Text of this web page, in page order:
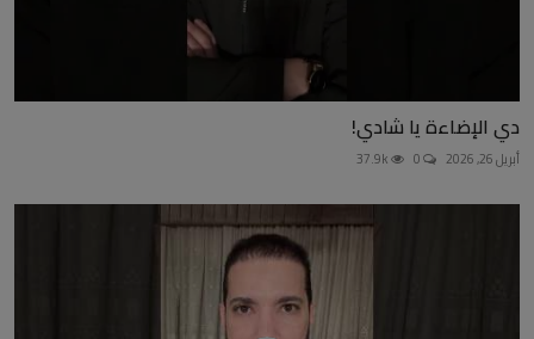
دي الإضاءة يا شادي!
أبريل 26, 2026